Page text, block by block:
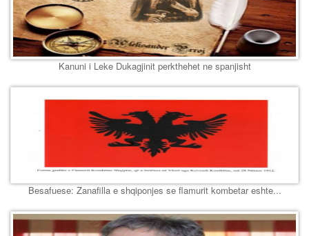
Kanuni i Leke Dukagjinit perkthehet ne spanjisht
Besafuese: Zanafilla e shqiponjes se flamurit kombetar eshte...